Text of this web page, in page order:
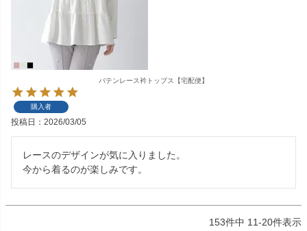
バテンレース衿トップス【宅配便】
購入者
投稿日 2026/03/05
レースのデザインが気に入りました。
今から着るのが楽しみです。
153件中 11-20件表示